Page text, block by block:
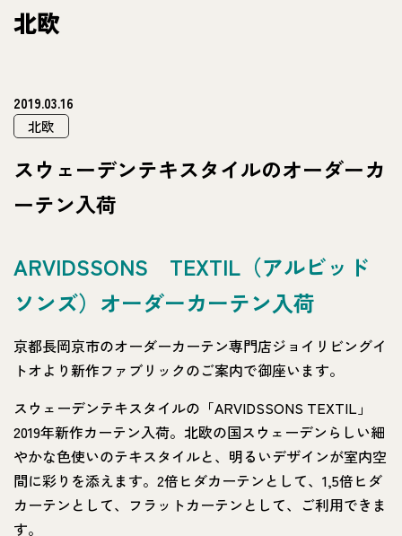
北欧
2019.03.16
北欧
スウェーデンテキスタイルのオーダーカ
ーテン入荷
ARVIDSSONS TEXTIL（アルビッド
ソンズ）オーダーカーテン入荷
京都長岡京市のオーダーカーテン専門店ジョイリビングイ
トオより新作ファブリックのご案内で御座います。
スウェーデンテキスタイルの「ARVIDSSONS TEXTIL」
2019年新作カーテン入荷。北欧の国スウェーデンらしい細
やかな色使いのテキスタイルと、明るいデザインが室内空
間に彩りを添えます。2倍ヒダカーテンとして、1,5倍ヒダ
カーテンとして、フラットカーテンとして、ご利用できま
す。